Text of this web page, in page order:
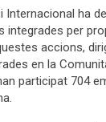
Internacional ha
integrades per
accions,
en la
participat 704